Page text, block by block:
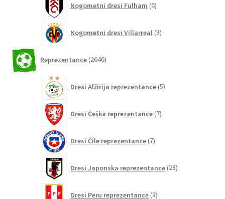
Nogometni dresi Fulham 6izdelkov
Nogometni dresi Villarreal 3izdelki
Reprezentance 2646izdelkov
Dresi Alžirija reprezentance 5izdelkov
Dresi Češka reprezentance 7izdelkov
Dresi Čile reprezentance 7izdelkov
Dresi Japonska reprezentance 28izdelkov
Dresi Peru reprezentance 3